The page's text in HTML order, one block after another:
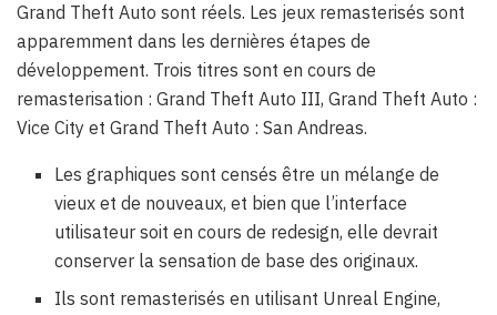
Grand Theft Auto sont réels. Les jeux remasterisés sont
apparemment dans les dernières étapes de
développement. Trois titres sont en cours de
remasterisation : Grand Theft Auto III, Grand Theft Auto :
Vice City et Grand Theft Auto : San Andreas.
Les graphiques sont censés être un mélange de
vieux et de nouveaux, et bien que l’interface
utilisateur soit en cours de redesign, elle devrait
conserver la sensation de base des originaux.
Ils sont remasterisés en utilisant Unreal Engine,